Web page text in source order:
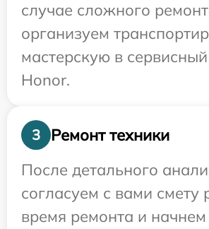
случае сложного
организуем
мастерскую в
Honor.
3
Ремонт техники
После детального
согласуем с вами смету
время ремонта и